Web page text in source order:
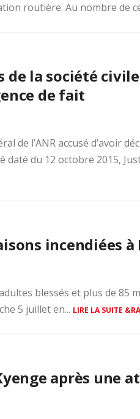
routière. Au nombre de
la société
de fait
de l’ANR accusé d’avoir
du 12 octobre 2015,
incendiées
blessés et plus de 85
5 juillet en... LIRE LA SUITE
après une